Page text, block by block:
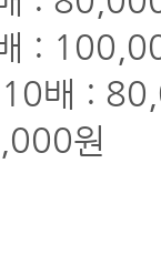
:
배 :
원